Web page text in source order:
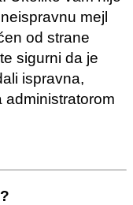
mejl
od strane
sigurni da je
ispravna,
administratorom